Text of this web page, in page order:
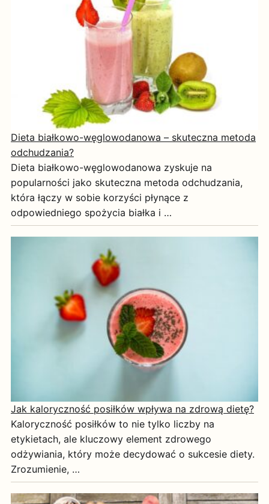
Dieta białkowo-węglowodanowa – skuteczna metoda
odchudzania?
Dieta białkowo-węglowodanowa zyskuje na
popularności jako skuteczna metoda odchudzania,
która łączy w sobie korzyści płynące z
odpowiedniego spożycia białka i …
Jak kaloryczność posiłków wpływa na zdrową dietę?
Kaloryczność posiłków to nie tylko liczby na
etykietach, ale kluczowy element zdrowego
odżywiania, który może decydować o sukcesie diety.
Zrozumienie, …